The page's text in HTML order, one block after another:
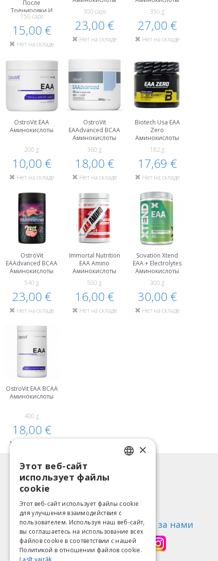
После
Тренировки И
Восстановление
150 caps
15,00 €
Нет на складе
300 caps
23,00 €
Нет на складе
350 g
27,00 €
Нет на складе
OstroVit EAA
Аминокислоты
200 g
10,00 €
Нет на складе
OstroVit
EAAdvanced BCAA
Аминокислоты
360 g
18,00 €
Нет на складе
Biotech Usa EAA
Zero
Аминокислоты
182 g
17,69 €
Нет на складе
OstroVit
EAAdvanced BCAA
Аминокислоты
540 g
23,00 €
Нет на складе
Immortal Nutrition
EAA Amino
Аминокислоты
500 g
16,00 €
Нет на складе
Scivation Xtend
EAA + Electrolytes
Аминокислоты
300 g
30,00 €
Нет на складе
OstroVit EAA BCAA
Аминокислоты
400 g
18,00 €
Информация
Возврат товара
О нас
Контакты
Правила пользования
Следи за нами
LITHUANIAN
ESTONIAN
RUSSIAN
×
Этот веб-сайт
использует файлы
cookie
Этот веб-сайт использует файлы cookie
для улучшения взаимодействия с
пользователем. Используя наш веб-сайт,
вы соглашаетесь на использование всех
файлов cookie в соответствии с нашей
Политикой в ​​отношении файлов cookie.
Lasīt vairāk